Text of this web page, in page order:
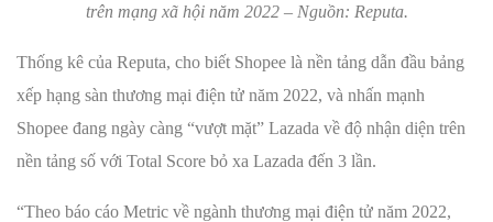
trên mạng xã hội năm 2022 – Nguồn: Reputa.
Thống kê của Reputa, cho biết Shopee là nền tảng dẫn đầu bảng
xếp hạng sàn thương mại điện tử năm 2022, và nhấn mạnh
Shopee đang ngày càng “vượt mặt” Lazada về độ nhận diện trên
nền tảng số với Total Score bỏ xa Lazada đến 3 lần.
“Theo báo cáo Metric về ngành thương mại điện tử năm 2022,